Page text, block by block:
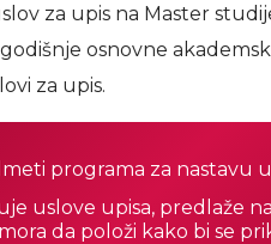
za upis na Master
osnovne
za upis.
programa za nastavu
uslove upisa, predlaže
da položi kako bi se